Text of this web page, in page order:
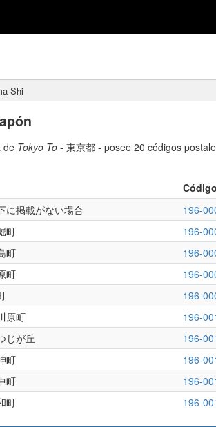
Shi
de Tokyo To - 東京都 - posee 20 códigos
に掲載がない場合
196-
町
196-
町
196-
町
196-
196-
原町
196-
じが丘
196-
町
196-
町
196-
町 196-